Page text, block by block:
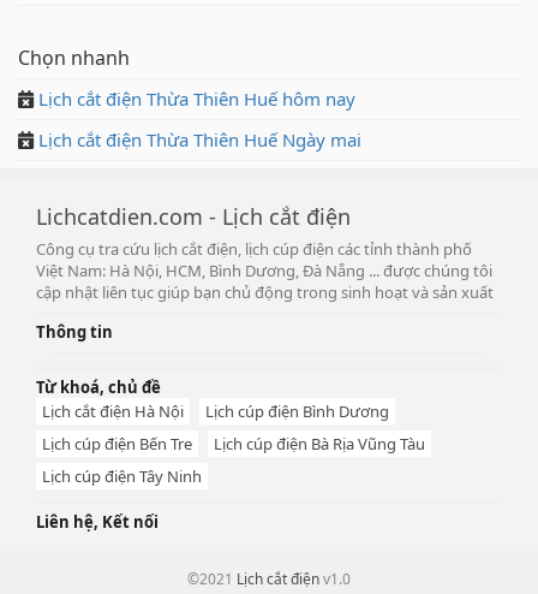
Chọn nhanh
Lịch cắt điện Thừa Thiên Huế hôm nay
Lịch cắt điện Thừa Thiên Huế Ngày mai
Lichcatdien.com - Lịch cắt điện
Công cụ tra cứu lịch cắt điện, lịch cúp điện các tỉnh thành phố
Việt Nam: Hà Nội, HCM, Bình Dương, Đà Nẵng ... được chúng tôi
cập nhật liên tục giúp bạn chủ động trong sinh hoạt và sản xuất
Thông tin
Từ khoá, chủ đề
Lịch cắt điện Hà Nội
Lịch cúp điện Bình Dương
Lịch cúp điện Bến Tre
Lịch cúp điện Bà Rịa Vũng Tàu
Lịch cúp điện Tây Ninh
Liên hệ, Kết nối
©2021 Lịch cắt điệnv1.0